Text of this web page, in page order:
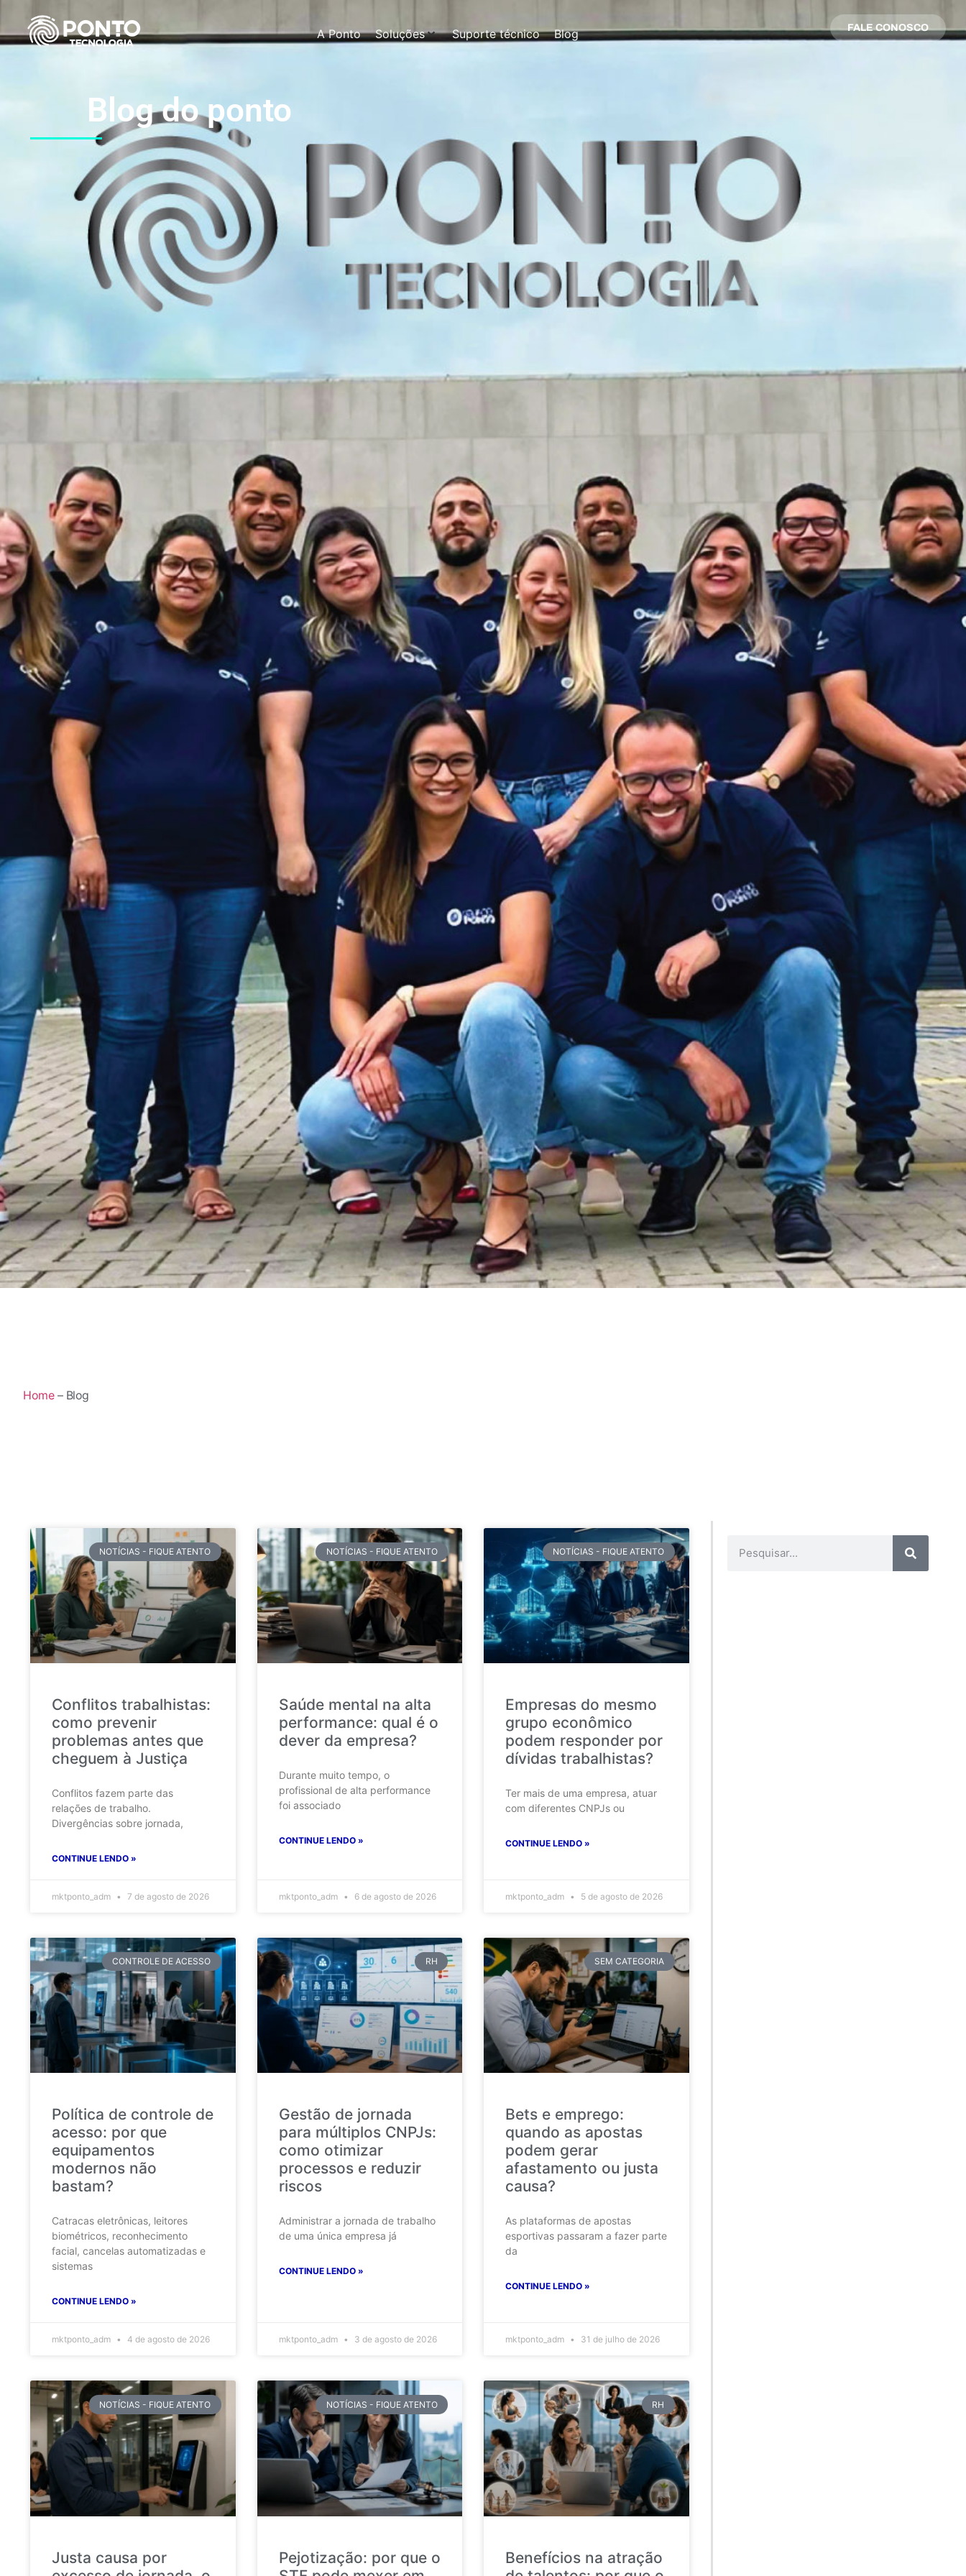
A Ponto Soluções Suporte técnico Blog FALE CONOSCO
Blog do ponto
Home– Blog
NOTÍCIAS - FIQUE ATENTO
Conflitos trabalhistas:
como prevenir
problemas antes que
cheguem à Justiça
Conflitos fazem parte das
relações de trabalho.
Divergências sobre jornada,
CONTINUE LENDO »
mktponto_adm 7 de agosto de 2026
NOTÍCIAS - FIQUE ATENTO
Saúde mental na alta
performance: qual é o
dever da empresa?
Durante muito tempo, o
profissional de alta performance
foi associado
CONTINUE LENDO »
mktponto_adm 6 de agosto de 2026
NOTÍCIAS - FIQUE ATENTO
Empresas do mesmo
grupo econômico
podem responder por
dívidas trabalhistas?
Ter mais de uma empresa, atuar
com diferentes CNPJs ou
CONTINUE LENDO »
mktponto_adm 5 de agosto de 2026
CONTROLE DE ACESSO
Política de controle de
acesso: por que
equipamentos
modernos não
bastam?
Catracas eletrônicas, leitores
biométricos, reconhecimento
facial, cancelas automatizadas e
sistemas
CONTINUE LENDO »
mktponto_adm 4 de agosto de 2026
RH
Gestão de jornada
para múltiplos CNPJs:
como otimizar
processos e reduzir
riscos
Administrar a jornada de trabalho
de uma única empresa já
CONTINUE LENDO »
mktponto_adm 3 de agosto de 2026
SEM CATEGORIA
Bets e emprego:
quando as apostas
podem gerar
afastamento ou justa
causa?
As plataformas de apostas
esportivas passaram a fazer parte
da
CONTINUE LENDO »
mktponto_adm 31 de julho de 2026
NOTÍCIAS - FIQUE ATENTO
Justa causa por
NOTÍCIAS - FIQUE ATENTO
Pejotização: por que o
RH
Benefícios na atração